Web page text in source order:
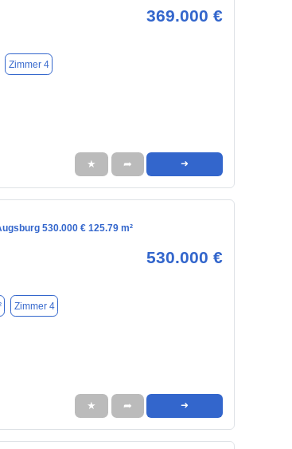
369.000 €
Zimmer 4
★ ➦ ➜
530.000 € 125.79 m²
530.000 €
Zimmer 4
★ ➦ ➜